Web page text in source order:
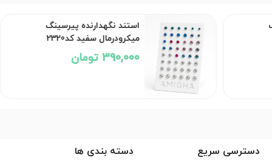
استند نگهدارنده پیرسینگ
میکرودرمال سفید کد2320
390,000 تومان
دسترسی سریع دسته بندی ها